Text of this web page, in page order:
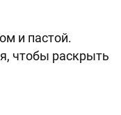
и пастой.
чтобы раскрыть